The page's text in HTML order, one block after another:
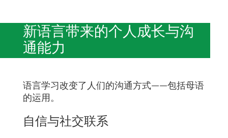
新语言带来的个人成长与沟
通能力
语言学习改变了人们的沟通方式——包括母语
的运用。
自信与社交联系